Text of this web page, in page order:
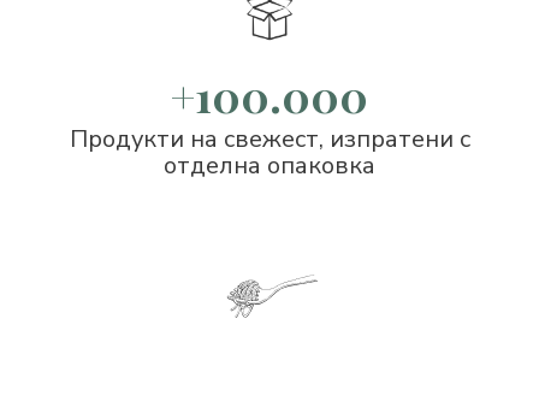
+100.000
Продукти на свежест, изпратени с
отделна опаковка